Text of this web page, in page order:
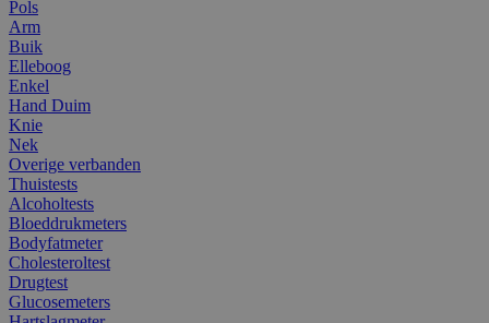
Pols
Arm
Buik
Elleboog
Enkel
Hand Duim
Knie
Nek
Overige verbanden
Thuistests
Alcoholtests
Bloeddrukmeters
Bodyfatmeter
Cholesteroltest
Drugtest
Glucosemeters